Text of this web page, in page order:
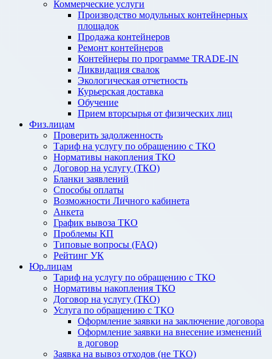
Коммерческие услуги
Производство модульных контейнерных
площадок
Продажа контейнеров
Ремонт контейнеров
Контейнеры по программе TRADE-IN
Ликвидация свалок
Экологическая отчетность
Курьерская доставка
Обучение
Прием вторсырья от физических лиц
Физ.лицам
Проверить задолженность
Тариф на услугу по обращению с ТКО
Нормативы накопления ТКО
Договор на услугу (ТКО)
Бланки заявлений
Способы оплаты
Возможности Личного кабинета
Анкета
График вывоза ТКО
Проблемы КП
Типовые вопросы (FAQ)
Рейтинг УК
Юр.лицам
Тариф на услугу по обращению с ТКО
Нормативы накопления ТКО
Договор на услугу (ТКО)
Услуга по обращению с ТКО
Оформление заявки на заключение договора
Оформление заявки на внесение изменений
в договор
Заявка на вывоз отходов (не ТКО)